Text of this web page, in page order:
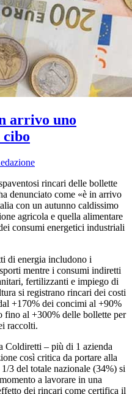
arrivo uno
cibo
rincari delle bollette
denunciato come «è in arrivo
con un autunno caldissimo
agricola e quella alimentare
consumi energetici industriali
di energia includono i
mentre i consumi indiretti
fertilizzanti e impiego di
si registrano rincari dei costi
+170% dei concimi al +90%
fino al +300% delle bollette per
raccolti.
Coldiretti – più di 1 azienda
così critica da portare alla
3 del totale nazionale (34%) si
a lavorare in una
dei rincari come certifica il